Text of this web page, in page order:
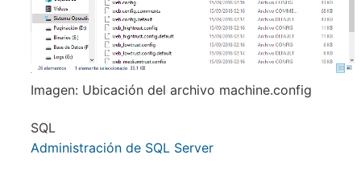
Imagen: Ubicación del archivo machine.config
SQL
Administración de SQL Server